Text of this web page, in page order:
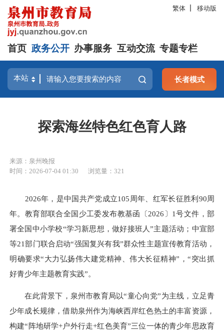
繁体 移动版
首页 政务公开 办事服务 互动交流 专题专栏
长者模式
探索海丝特色红色育人路
来源：泉州晚报
时间：2026-07-04 01:30
浏览量： 321
2026年，是中国共产党成立105周年、红军长征胜利90周
年。教育部联合全国少工委发布教基函〔2026〕1号文件，部
署全国中小学校“学习新思想，做好接班人”主题活动；中宣部
等21部门联合启动“强国复兴有我”群众性主题宣传教育活动，
明确要求“大力弘扬伟大建党精神、伟大长征精神”，“突出抓
好青少年主题教育实践”。
在此背景下，泉州市教育局以“童心向党”为主线，立足青
少年成长规律，借助泉州作为海峡西岸红色热土的丰富资源，
构建“阵地研学+户外行走+红色美育”三位一体的青少年思政育